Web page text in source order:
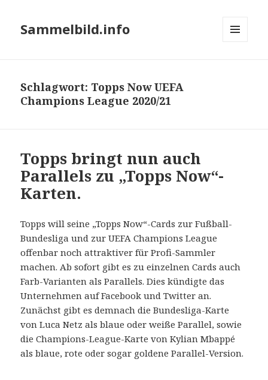
Sammelbild.info
Schlagwort: Topps Now UEFA
Champions League 2020/21
Topps bringt nun auch
Parallels zu „Topps Now“-
Karten.
Topps will seine „Topps Now“-Cards zur Fußball-
Bundesliga und zur UEFA Champions League
offenbar noch attraktiver für Profi-Sammler
machen. Ab sofort gibt es zu einzelnen Cards auch
Farb-Varianten als Parallels. Dies kündigte das
Unternehmen auf Facebook und Twitter an.
Zunächst gibt es demnach die Bundesliga-Karte
von Luca Netz als blaue oder weiße Parallel, sowie
die Champions-League-Karte von Kylian Mbappé
als blaue, rote oder sogar goldene Parallel-Version.